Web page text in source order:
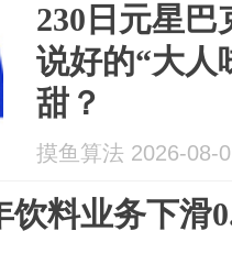
230日元星
说好的“大人
甜？
摸鱼算法 2026-08-
饮料业务下滑